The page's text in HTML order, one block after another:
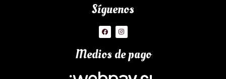
Síguenos
Medios de pago